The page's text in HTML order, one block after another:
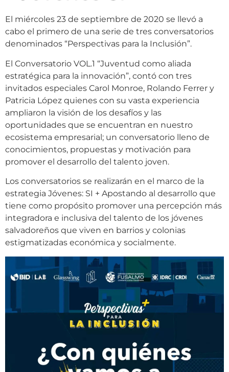
El miércoles 23 de septiembre de 2020 se llevó a
cabo el primero de una serie de tres conversatorios
denominados “Perspectivas para la Inclusión”.
El Conversatorio VOL.1 “Juventud como aliada
estratégica para la innovación”, contó con tres
invitados especiales Carol Monroe, Rolando Ferrer y
Patricia López quienes con su vasta experiencia
ampliaron la visión de los desafíos y las
oportunidades que se encuentran en nuestro
ecosistema empresarial; un conversatorio lleno de
conocimientos, propuestas y motivación para
promover el desarrollo del talento joven.
Los conversatorios se realizarán en el marco de la
estrategia Jóvenes: SI + Apostando al desarrollo que
tiene como propósito promover una percepción más
integradora e inclusiva del talento de los jóvenes
salvadoreños que viven en barrios y colonias
estigmatizadas económica y socialmente.